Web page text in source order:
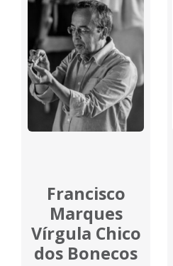
Francisco
Marques
Vírgula Chico
dos Bonecos